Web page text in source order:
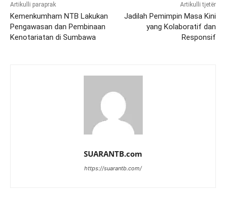
Artikulli paraprak
Kemenkumham NTB Lakukan
Pengawasan dan Pembinaan
Kenotariatan di Sumbawa
Artikulli tjetër
Jadilah Pemimpin Masa Kini
yang Kolaboratif dan
Responsif
SUARANTB.com
https://suarantb.com/